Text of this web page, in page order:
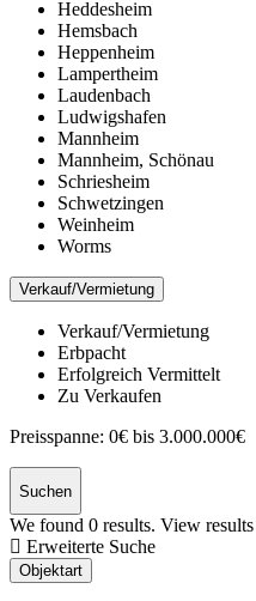
Heddesheim
Hemsbach
Heppenheim
Lampertheim
Laudenbach
Ludwigshafen
Mannheim
Mannheim, Schönau
Schriesheim
Schwetzingen
Weinheim
Worms
Verkauf/Vermietung
Verkauf/Vermietung
Erbpacht
Erfolgreich Vermittelt
Zu Verkaufen
Preisspanne: 0€ bis 3.000.000€
Suchen
We found 0 results. View results
Erweiterte Suche
Objektart